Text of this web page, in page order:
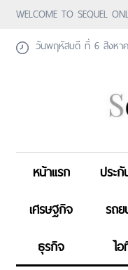
WELCOME TO SEQUEL
วันพฤหัสบดี ที่ 6 สิงหา
หน้าแรก ประ
เศรษฐกิจ
รถ
ธุรกิจ
ไ